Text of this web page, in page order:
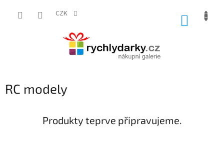
CZK
RC modely
Produkty teprve připravujeme.